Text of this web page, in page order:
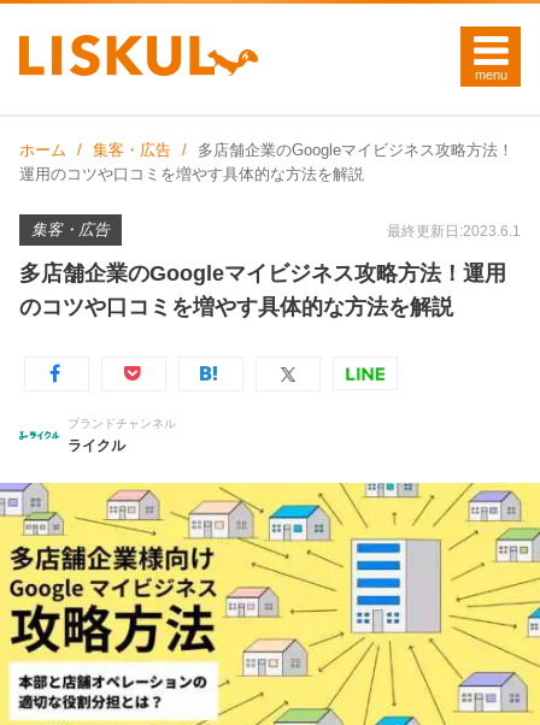
ホーム 集客・広告
多店舗企業のGoogleマイビジネス攻略方法！
運用のコツや口コミを増やす具体的な方法を解説
集客・広告 最終更新日:2023.6.1
多店舗企業のGoogleマイビジネス攻略方法！運用
のコツや口コミを増やす具体的な方法を解説
ブランドチャンネル
ライクル